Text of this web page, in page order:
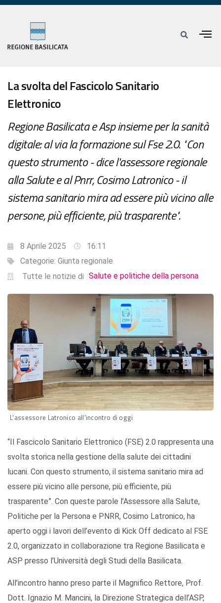
La svolta del Fascicolo Sanitario
Elettronico
Regione Basilicata e Asp insieme per la sanità
digitale: al via la formazione sul Fse 2.0. "Con
questo strumento - dice l'assessore regionale
alla Salute e al Pnrr, Cosimo Latronico - il
sistema sanitario mira ad essere più vicino alle
persone, più efficiente, più trasparente".
8 Aprile 2025
16:11
Categorie: Giunta regionale
Tutte le notizie di Salute e politiche della persona
L'assessore Latronico all'incontro di oggi
“Il Fascicolo Sanitario Elettronico (FSE) 2.0 rappresenta una
svolta storica nella gestione della salute dei cittadini
lucani. Con questo strumento, il sistema sanitario mira ad
essere più vicino alle persone, più efficiente, più
trasparente”. Con queste parole l’Assessore alla Salute,
Politiche per la Persona e PNRR, Cosimo Latronico, ha
aperto oggi i lavori dell’evento di Kick Off dedicato al FSE
2.0, organizzato in collaborazione tra Regione Basilicata e
ASP presso l’Università degli Studi della Basilicata.
All’incontro hanno preso parte il Magnifico Rettore, Prof.
Dott. Ignazio M. Mancini, la Direzione Strategica dell’ASP,